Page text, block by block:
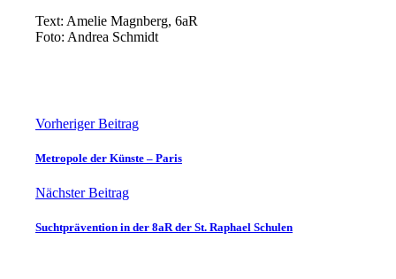
Text: Amelie Magnberg, 6aR
Foto: Andrea Schmidt
Vorheriger Beitrag
Metropole der Künste – Paris
Nächster Beitrag
Suchtprävention in der 8aR der St. Raphael Schulen